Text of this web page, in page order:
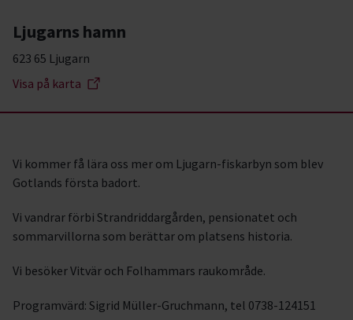
Ljugarns hamn
623 65 Ljugarn
Visa på karta
Vi kommer få lära oss mer om Ljugarn-fiskarbyn som blev
Gotlands första badort.
Vi vandrar förbi Strandriddargården, pensionatet och
sommarvillorna som berättar om platsens historia.
Vi besöker Vitvär och Folhammars raukområde.
Programvärd: Sigrid Müller-Gruchmann, tel 0738-124151